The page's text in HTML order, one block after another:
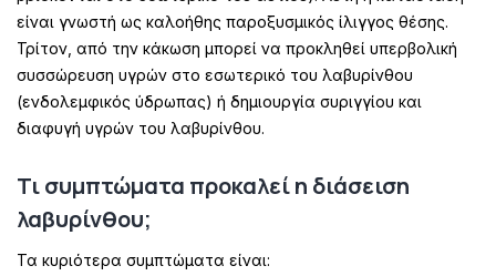
είναι γνωστή ως καλοήθης παροξυσμικός ίλιγγος θέσης.
Τρίτον, από την κάκωση μπορεί να προκληθεί υπερβολική
συσσώρευση υγρών στο εσωτερικό του λαβυρίνθου
(ενδολεμφικός ύδρωπας) ή δημιουργία συριγγίου και
διαφυγή υγρών του λαβυρίνθου.
Τι συμπτώματα προκαλεί η διάσειση
λαβυρίνθου;
Τα κυριότερα συμπτώματα είναι: